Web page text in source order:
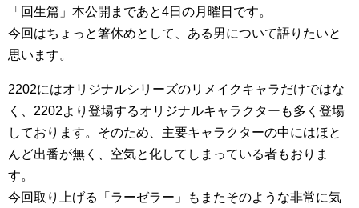
「回生篇」本公開まであと4日の月曜日です。
今回はちょっと箸休めとして、ある男について語りたいと
思います。
2202にはオリジナルシリーズのリメイクキャラだけではな
く、2202より登場するオリジナルキャラクターも多く登場
しております。そのため、主要キャラクターの中にはほと
んど出番が無く、空気と化してしまっている者もおりま
す。
今回取り上げる「ラーゼラー」もまたそのような非常に気